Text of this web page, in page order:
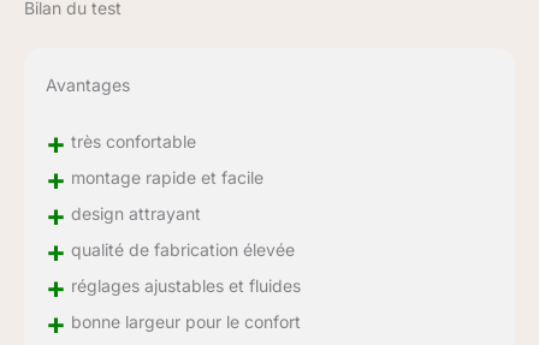
Bilan du test
Avantages
+ très confortable
+ montage rapide et facile
+ design attrayant
+ qualité de fabrication élevée
+ réglages ajustables et fluides
+ bonne largeur pour le confort